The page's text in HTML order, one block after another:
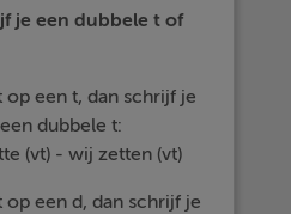
je een dubbele t of
op een t, dan schrijf je
dubbele t:
(vt) - wij zetten (vt)
op een d, dan schrijf je